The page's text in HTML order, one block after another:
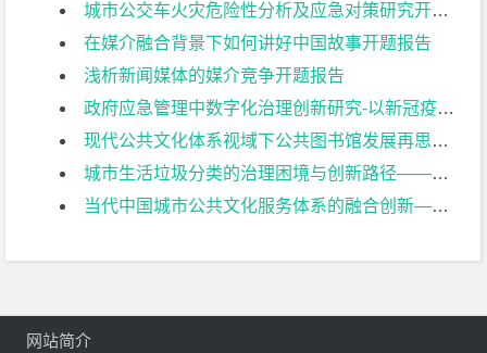
城市公交车火灾危险性分析及应急对策研究开题报告
在媒介融合背景下如何讲好中国故事开题报告
浅析新闻媒体的媒介竞争开题报告
政府应急管理中数字化治理创新研究-以新冠疫情“健康码”推行为例开题报告
现代公共文化体系视域下公共图书馆发展再思考——以南京图书馆为例开题报告
城市生活垃圾分类的治理困境与创新路径——以南京市为例开题报告
当代中国城市公共文化服务体系的融合创新——基于空间、弹性、制度三要素的研究开题报告
网站简介